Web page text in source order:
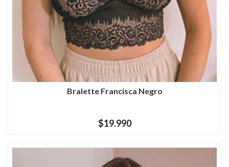
Bralette Francisca Negro
$19.990